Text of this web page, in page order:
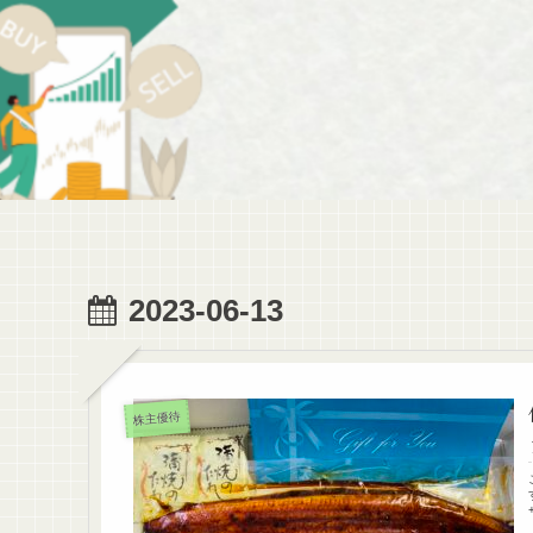
2023-06-13
株主優待